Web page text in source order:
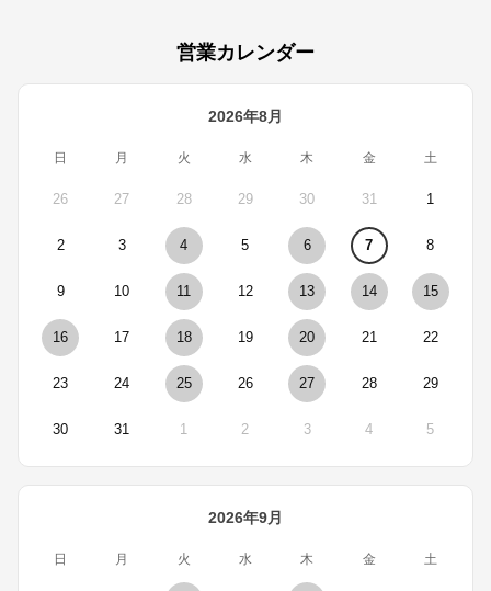
営業カレンダー
2026年8月
日 月 火 水 木 金 土
26 27 28 29 30 31 1
2 3 4 5 6 7 8
9 10 11 12 13 14 15
16 17 18 19 20 21 22
23 24 25 26 27 28 29
30 31 1 2 3 4 5
2026年9月
日 月 火 水 木 金 土